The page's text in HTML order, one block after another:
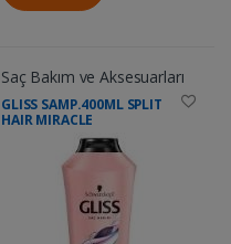
Saç Bakım ve Aksesuarları
GLISS SAMP.400ML SPLIT
HAIR MIRACLE